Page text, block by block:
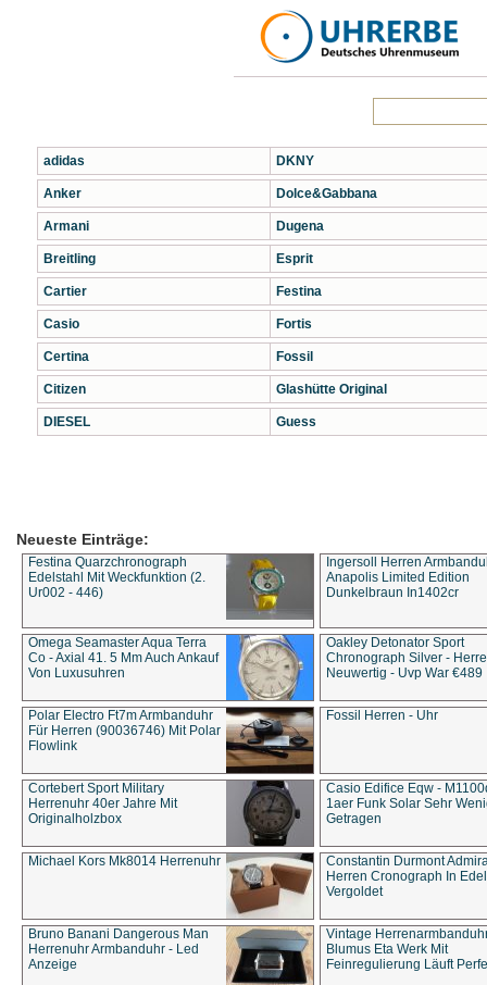
adidas
Anker
Armani
Breitling
Cartier
Casio
Certina
Citizen
DIESEL
DKNY
Dolce&Gabbana
Dugena
Esprit
Festina
Fortis
Fossil
Glashütte Original
Guess
Neueste Einträge:
Festina Quarzchronograph
Edelstahl Mit Weckfunktion (2.
Ur002 - 446)
Ingersoll Herren
Anapolis Limited Edition
Dunkelbraun In1402cr
Omega Seamaster Aqua Terra
Co - Axial 41. 5 Mm Auch Ankauf
Von Luxusuhren
Oakley Detonator Sport
Chronograph Silver -
Neuwertig - Uvp War €489
Polar Electro Ft7m Armbanduhr
Für Herren (90036746) Mit Polar
Flowlink
Fossil Herren - Uhr
Cortebert Sport Military
Herrenuhr 40er Jahre Mit
Originalholzbox
Casio Edifice Eqw -
1aer Funk Solar Sehr
Getragen
Michael Kors Mk8014 Herrenuhr
Constantin Durmont
Herren Cronograph In
Vergoldet
Bruno Banani Dangerous Man
Herrenuhr Armbanduhr - Led
Anzeige
Vintage
Blumus Eta Werk Mit
Feinregulierung Läuft